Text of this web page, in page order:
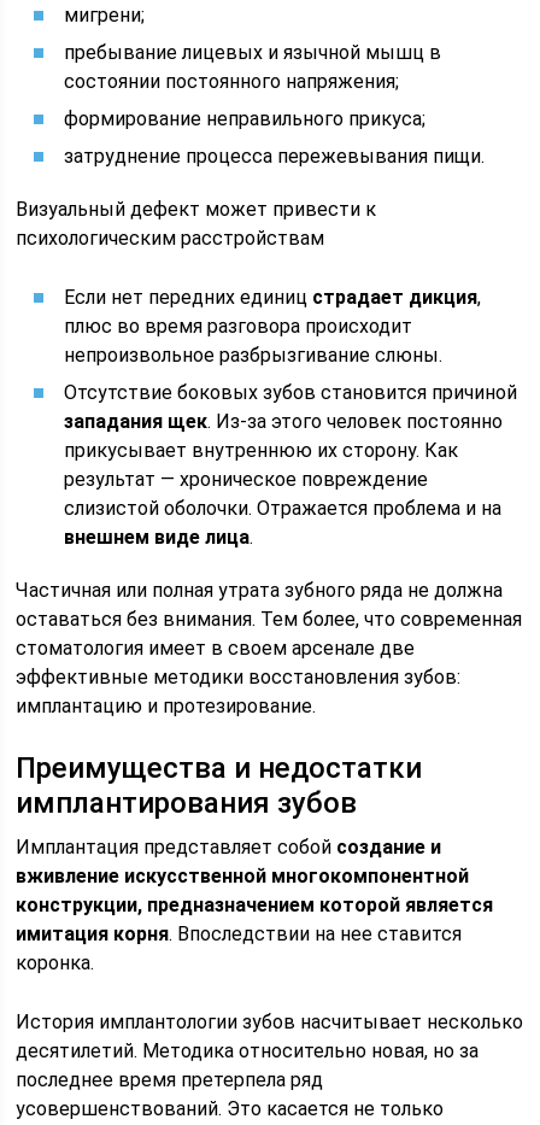
мигрени;
пребывание лицевых и язычной мышц в
состоянии постоянного напряжения;
формирование неправильного прикуса;
затруднение процесса пережевывания пищи.
Визуальный дефект может привести к
психологическим расстройствам
Если нет передних единиц страдает дикция,
плюс во время разговора происходит
непроизвольное разбрызгивание слюны.
Отсутствие боковых зубов становится причиной
западания щек. Из-за этого человек постоянно
прикусывает внутреннюю их сторону. Как
результат — хроническое повреждение
слизистой оболочки. Отражается проблема и на
внешнем виде лица.
Частичная или полная утрата зубного ряда не должна
оставаться без внимания. Тем более, что современная
стоматология имеет в своем арсенале две
эффективные методики восстановления зубов:
имплантацию и протезирование.
Преимущества и недостатки
имплантирования зубов
Имплантация представляет собой создание и
вживление искусственной многокомпонентной
конструкции, предназначением которой является
имитация корня. Впоследствии на нее ставится
коронка.
История имплантологии зубов насчитывает несколько
десятилетий. Методика относительно новая, но за
последнее время претерпела ряд
усовершенствований. Это касается не только